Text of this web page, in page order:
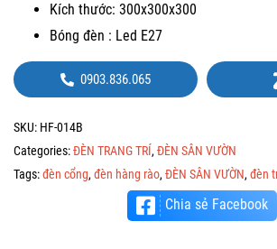
Kích thước: 300x300x300
Bóng đèn : Led E27
0903.836.065
SKU: HF-014B
Categories:ĐÈN TRANG TRÍ, ĐÈN SÂN VƯỜN
Tags:đèn cổng, đèn hàng rào, ĐÈN SÂN VƯỜN, đèn
Chia sẻ Facebook